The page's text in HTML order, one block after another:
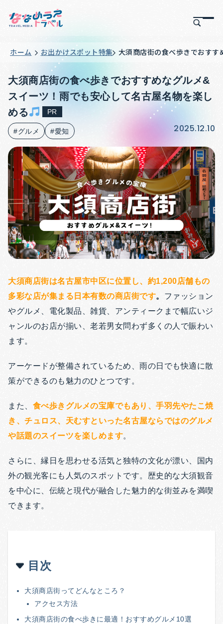
ホーム お出かけスポット特集 大須商店街の食べ歩きでおす
大須商店街の食べ歩きでおすすめなグルメ&
スイーツ！雨でも安心して名古屋名物を楽し
める
PR
#グルメ #愛知 2025.12.10
大須商店街は名古屋市中区に位置し、約1,200店舗もの
多彩な店が集まる日本有数の商店街です。 ファッション
やグルメ、電化製品、雑貨、アンティークまで幅広いジ
ャンルのお店が揃い、老若男女問わず多くの人で賑わい
ます。
アーケードが整備されているため、雨の日でも快適に散
策ができるのも魅力のひとつです。
また、 食べ歩きグルメの宝庫でもあり、手羽先やたこ焼
き、チュロス、天むすといった名古屋ならではのグルメ
や話題のスイーツを楽しめます。
さらに、縁日を思わせる活気と独特の文化が漂い、国内
外の観光客にも人気のスポットです。歴史的な大須観音
を中心に、伝統と現代が融合した魅力的な街並みを満喫
できます。
目次
大須商店街ってどんなところ？
アクセス方法
大須商店街の食べ歩きに最適！おすすめグルメ10選